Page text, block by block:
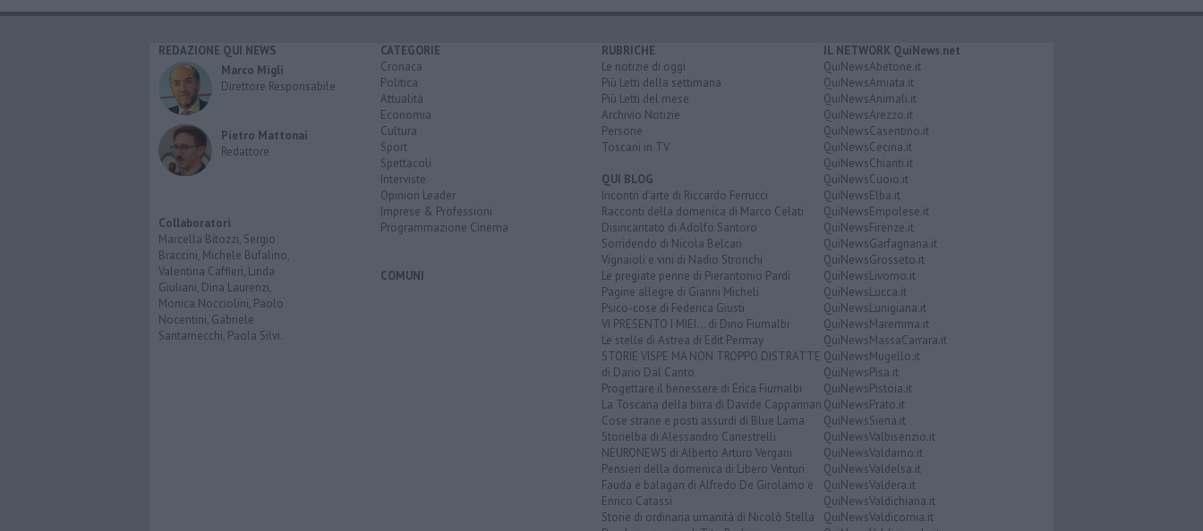
REDAZIONE QUI NEWS
Marco Migli
Direttore Responsabile
Pietro Mattonai
Redattore
Collaboratori
Marcella Bitozzi, Sergio
Braccini, Michele Bufalino,
Valentina Caffieri, Linda
Giuliani, Dina Laurenzi,
Monica Nocciolini, Paolo
Nocentini, Gabriele
Santarnecchi, Paola Silvi.
CATEGORIE
Cronaca
Politica
Attualità
Economia
Cultura
Sport
Spettacoli
Interviste
Opinion Leader
Imprese & Professioni
Programmazione Cinema
COMUNI
RUBRICHE
Le notizie di oggi
Più Letti della settimana
Più Letti del mese
Archivio Notizie
Persone
Toscani in TV
QUI BLOG
Incontri d'arte di Riccardo Ferrucci
Racconti della domenica di Marco Celati
Disincantato di Adolfo Santoro
Sorridendo di Nicola Belcari
Vignaioli e vini di Nadio Stronchi
Le pregiate penne di Pierantonio Pardi
Pagine allegre di Gianni Micheli
Psico-cose di Federica Giusti
VI PRESENTO I MIEI... di Dino Fiumalbi
Le stelle di Astrea di Edit Permay
STORIE VISPE MA NON TROPPO DISTRATTE
di Dario Dal Canto
Progettare il benessere di Erica Fiumalbi
La Toscana della birra di Davide Cappannari
Cose strane e posti assurdi di Blue Lama
Storielba di Alessandro Canestrelli
NEURONEWS di Alberto Arturo Vergani
Pensieri della domenica di Libero Venturi
Fauda e balagan di Alfredo De Girolamo e
Enrico Catassi
Storie di ordinaria umanità di Nicolò Stella
IL NETWORK QuiNews.net
QuiNewsAbetone.it
QuiNewsAmiata.it
QuiNewsAnimali.it
QuiNewsArezzo.it
QuiNewsCasentino.it
QuiNewsCecina.it
QuiNewsChianti.it
QuiNewsCuoio.it
QuiNewsElba.it
QuiNewsEmpolese.it
QuiNewsFirenze.it
QuiNewsGarfagnana.it
QuiNewsGrosseto.it
QuiNewsLivorno.it
QuiNewsLucca.it
QuiNewsLunigiana.it
QuiNewsMaremma.it
QuiNewsMassaCarrara.it
QuiNewsMugello.it
QuiNewsPisa.it
QuiNewsPistoia.it
QuiNewsPrato.it
QuiNewsSiena.it
QuiNewsValbisenzio.it
QuiNewsValdarno.it
QuiNewsValdelsa.it
QuiNewsValdera.it
QuiNewsValdichiana.it
QuiNewsValdicornia.it